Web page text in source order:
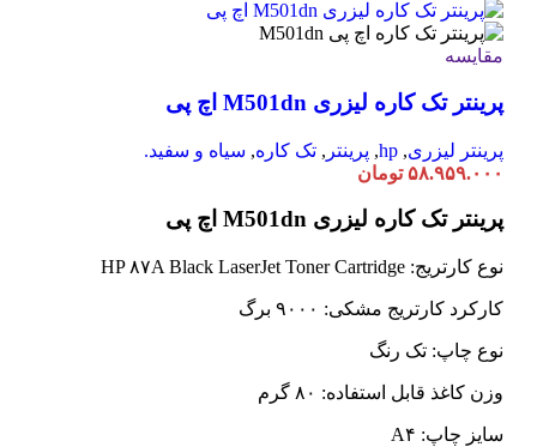
مقایسه
پرینتر تک کاره لیزری M501dn اچ پی
پرینتر لیزری,
hp
, پرینتر , تک کاره, سیاه و سفید.
۵۸.۹۵۹.۰۰۰ تومان
پرینتر تک کاره لیزری M501dn اچ پی
نوع کارتریج: HP ۸۷A Black LaserJet Toner Cartridge
کارکرد کارتریج مشکی: ۹۰۰۰ برگ
نوع چاپ: تک رنگ
وزن کاغذ قابل استفاده: ۸۰ گرم
سایز چاپ: A۴